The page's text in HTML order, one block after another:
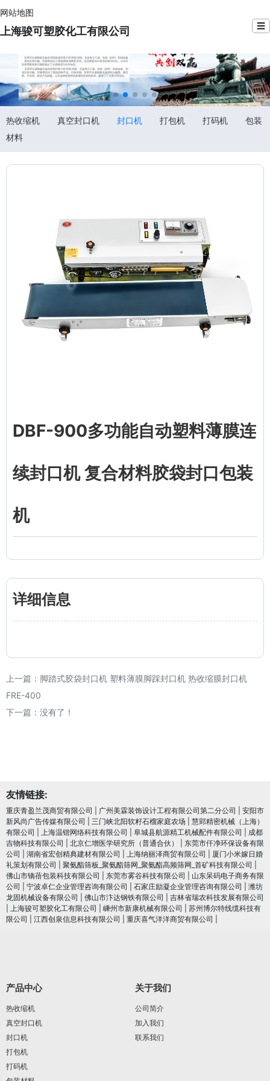
网站地图
上海骏可塑胶化工有限公司 ☰
热收缩机 真空封口机 封口机 打包机 打码机
包装
材料
DBF-900多功能自动塑料薄膜连
续封口机 复合材料胶袋封口包装
机
详细信息
上一篇： 脚踏式胶袋封口机 塑料薄膜脚踩封口机 热收缩膜封口机
FRE-400
下一篇：没有了！
友情链接:
重庆青盈兰茂商贸有限公司 广州美霖装饰设计工程有限公司第二分公司
安阳市
新风尚广告传媒有限公司
三门峡北阳软籽石榴家庭农场
慧郢精密机械（上海）
有限公司
上海温锴网络科技有限公司 阜城县航源精工机械配件有限公司
成都
吉物科技有限公司
北京仁增医学研究所（普通合伙）
东莞市仟净环保设备有限
公司
湖南省宏创精典建材有限公司 上海纳丽泽商贸有限公司
厦门小米嫁日婚
礼策划有限公司
聚氨酯筛板_聚氨酯筛网_聚氨酯高频筛网_首矿科技有限公司
佛山市镝蓓包装科技有限公司
东莞市雾谷科技有限公司
山东呆码电子商务有限
公司
宁波卓仁企业管理咨询有限公司 石家庄励凝企业管理咨询有限公司
潍坊
龙固机械设备有限公司
佛山市汴达钢铁有限公司
吉林省瑞农科技发展有限公司
上海骏可塑胶化工有限公司 嵊州市新康机械有限公司
苏州博尔特线缆科技有
限公司
江西创泉信息科技有限公司 重庆喜气洋洋商贸有限公司
产品中心
热收缩机
真空封口机
封口机
打包机
打码机
关于我们
公司简介
加入我们
联系我们